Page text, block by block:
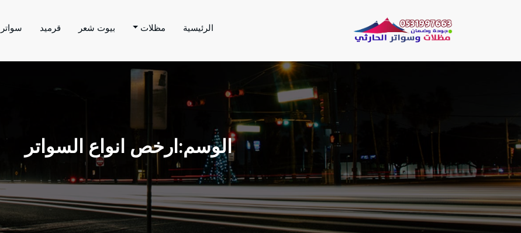
مظلات الحارثي نقوم بتنفيذ اعمال المظلات والسواتر والهناجر وغيرها
الرئيسية مظلات بيوت شعر قرميد سواتر
الوسم:ارخص انواع السواتر